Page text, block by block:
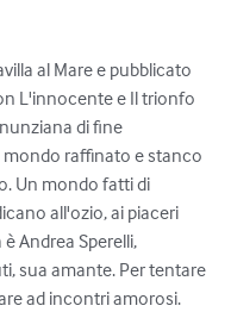
al Mare e pubblicato
L'innocente e Il trionfo
di fine
raffinato e stanco
Un mondo fatti di
all'ozio, ai piaceri
Andrea Sperelli,
sua amante. Per tentare
ad incontri amorosi.